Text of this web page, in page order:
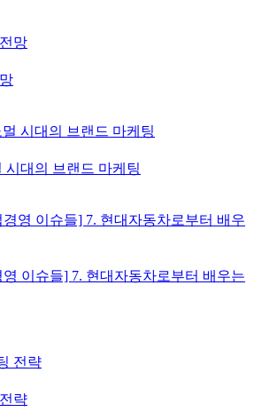
시대의 브랜드 마케팅
이슈들] 7. 현대자동차로부터 배우는
략